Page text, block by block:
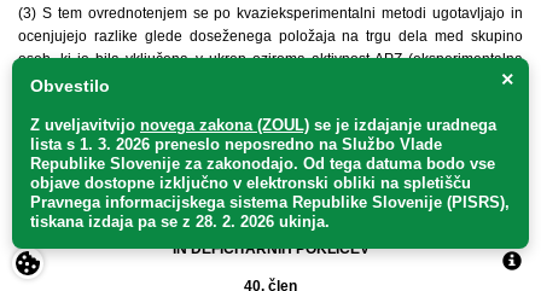
(3) S tem ovrednotenjem se po kvazieksperimentalni metodi ugotavljajo in
ocenjujejo razlike glede doseženega položaja na trgu dela med skupino
oseb, ki je bila vključena v ukrep oziroma aktivnost APZ (eksperimentalna
skupina), in skupino, ki v ukrep oziroma aktivnost APZ ni bila vključena
oseb.
(4) Načini vrednotenja posameznega ukrepa ali aktivnosti APZ se določijo v
letnem programu.
IX. METODOLOGIJA ZA DOLOČANJE SUFICITARNIH
IN DEFICITARNIH POKLICEV
40. člen
×
Obvestilo
Z uveljavitvijo novega zakona (ZOUL) se je izdajanje uradnega
lista s 1. 3. 2026 preneslo neposredno na Službo Vlade
Republike Slovenije za zakonodajo. Od tega datuma bodo vse
objave dostopne izključno v elektronski obliki na spletišču
Pravnega informacijskega sistema Republike Slovenije (PISRS),
tiskana izdaja pa se z 28. 2. 2026 ukinja.